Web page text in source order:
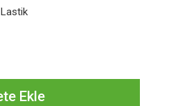
Ekle